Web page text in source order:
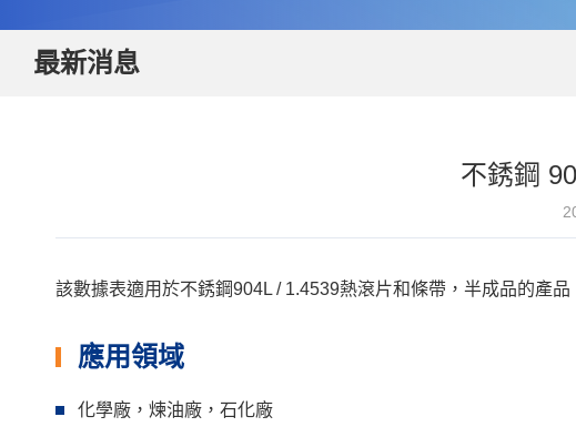
最新消息
不銹鋼
該數據表適用於不銹鋼904L / 1.4539熱滾片和條帶，半成品的產
應用領域
化學廠，煉油廠，石化廠